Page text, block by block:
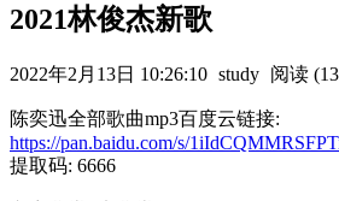
2021林俊杰新歌
2022年2月13日 10:26:10 study 阅读
陈奕迅全部歌曲mp3百度云链接:
https://pan.baidu.com/s/
提取码: 6666